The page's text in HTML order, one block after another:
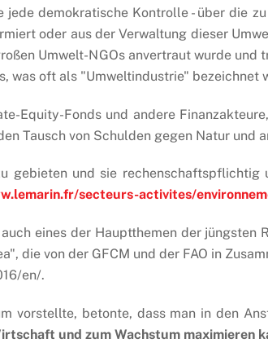
jede demokratische Kontrolle - über die
oder aus der Verwaltung dieser
Umwelt-NGOs anvertraut wurde und
was oft als "Umweltindustrie" bezeichnet
Equity-Fonds und andere
Tausch von Schulden gegen Natur und
gebieten und sie
secteurs-activites/
eines der Hauptthemen der
die von der GFCM und der FAO in
en/.
vorstellte, betonte, dass man in den
und zum Wachstum maximieren